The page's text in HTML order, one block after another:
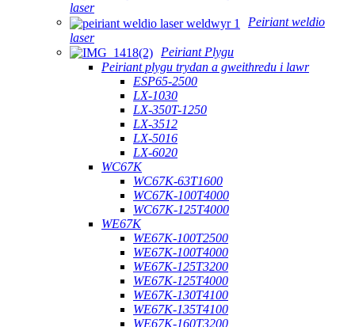
laser
Peiriant weldio
laser
Peiriant Plygu
Peiriant plygu trydan a gweithredu i lawr
ESP65-2500
LX-1030
LX-350T-1250
LX-3512
LX-5016
LX-6020
WC67K
WC67K-63T1600
WC67K-100T4000
WC67K-125T4000
WE67K
WE67K-100T2500
WE67K-100T4000
WE67K-125T3200
WE67K-125T4000
WE67K-130T4100
WE67K-135T4100
WE67K-160T3200